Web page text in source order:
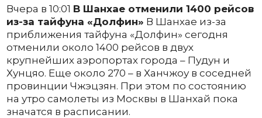
Вчера в 10:01 В Шанхае отменили 1400 рейсов
из-за тайфуна «Долфин» В Шанхае из-за
приближения тайфуна «Долфин» сегодня
отменили около 1400 рейсов в двух
крупнейших аэропортах города – Пудун и
Хунцяо. Еще около 270 – в Ханчжоу в соседней
провинции Чжэцзян. При этом по состоянию
на утро самолеты из Москвы в Шанхай пока
значатся в расписании.